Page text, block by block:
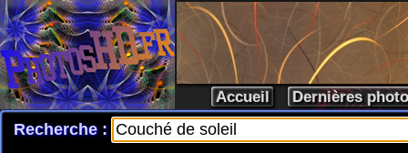
Accueil Dernières
Recherche :